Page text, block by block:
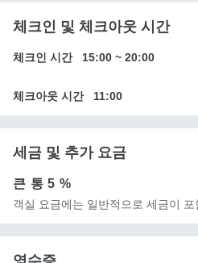
체크인 및 체크아웃 시간
체크인 시간 15:00 ~ 20:00
체크아웃 시간 11:00
세금 및 추가 요금
큰 통5 %
객실 요금에는 일반적으로 세금이